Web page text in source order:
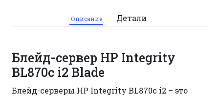
Описание Детали
Блейд-сервер HP Integrity
BL870c i2 Blade
Блейд-серверы HP Integrity BL870c i2 – это